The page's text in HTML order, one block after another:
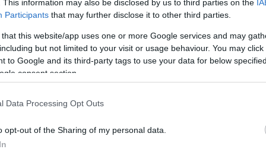
This information may also be disclosed by us to third parties on the
Participants that may further disclose it to other third parties.
that this website/app uses one or more Google services and may
but not limited to your visit or usage behaviour. You may
to Google and its third-party tags to use your data for below
consent section.
Data Processing Opt Outs
opt-out of the Sharing of my personal data.
Iránnak lehetőséget kell adni arra, hogy
kapcsolatos kérdéseket. Az izraeli
játszott szerepéért.
„Hatalmas amerikai haderőt vezényelt
ellenségünkkel, Iránnal, amely azt
Amerikára’”